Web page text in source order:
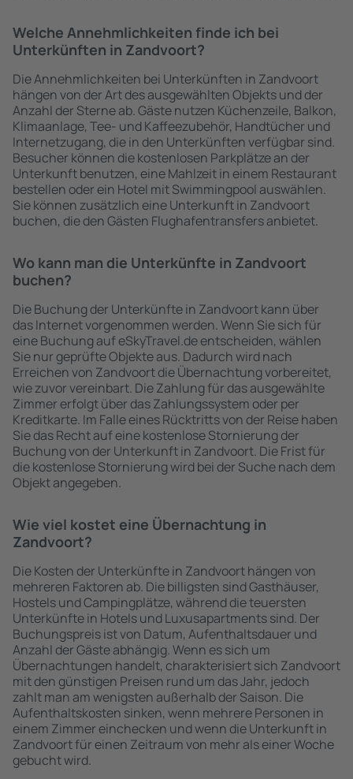
Welche Annehmlichkeiten finde ich bei
Unterkünften in Zandvoort?
Die Annehmlichkeiten bei Unterkünften in Zandvoort
hängen von der Art des ausgewählten Objekts und der
Anzahl der Sterne ab. Gäste nutzen Küchenzeile, Balkon,
Klimaanlage, Tee- und Kaffeezubehör, Handtücher und
Internetzugang, die in den Unterkünften verfügbar sind.
Besucher können die kostenlosen Parkplätze an der
Unterkunft benutzen, eine Mahlzeit in einem Restaurant
bestellen oder ein Hotel mit Swimmingpool auswählen.
Sie können zusätzlich eine Unterkunft in Zandvoort
buchen, die den Gästen Flughafentransfers anbietet.
Wo kann man die Unterkünfte in Zandvoort
buchen?
Die Buchung der Unterkünfte in Zandvoort kann über
das Internet vorgenommen werden. Wenn Sie sich für
eine Buchung auf eSkyTravel.de entscheiden, wählen
Sie nur geprüfte Objekte aus. Dadurch wird nach
Erreichen von Zandvoort die Übernachtung vorbereitet,
wie zuvor vereinbart. Die Zahlung für das ausgewählte
Zimmer erfolgt über das Zahlungssystem oder per
Kreditkarte. Im Falle eines Rücktritts von der Reise haben
Sie das Recht auf eine kostenlose Stornierung der
Buchung von der Unterkunft in Zandvoort. Die Frist für
die kostenlose Stornierung wird bei der Suche nach dem
Objekt angegeben.
Wie viel kostet eine Übernachtung in
Zandvoort?
Die Kosten der Unterkünfte in Zandvoort hängen von
mehreren Faktoren ab. Die billigsten sind Gasthäuser,
Hostels und Campingplätze, während die teuersten
Unterkünfte in Hotels und Luxusapartments sind. Der
Buchungspreis ist von Datum, Aufenthaltsdauer und
Anzahl der Gäste abhängig. Wenn es sich um
Übernachtungen handelt, charakterisiert sich Zandvoort
mit den günstigen Preisen rund um das Jahr, jedoch
zahlt man am wenigsten außerhalb der Saison. Die
Aufenthaltskosten sinken, wenn mehrere Personen in
einem Zimmer einchecken und wenn die Unterkunft in
Zandvoort für einen Zeitraum von mehr als einer Woche
gebucht wird.